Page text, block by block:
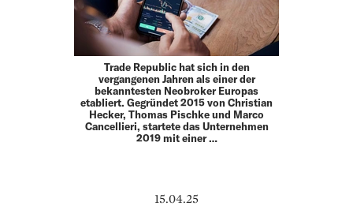
Trade Republic hat sich in den
vergangenen Jahren als einer der
bekanntesten Neobroker Europas
etabliert. Gegründet 2015 von Christian
Hecker, Thomas Pischke und Marco
Cancellieri, startete das Unternehmen
2019 mit einer …
15.04.25